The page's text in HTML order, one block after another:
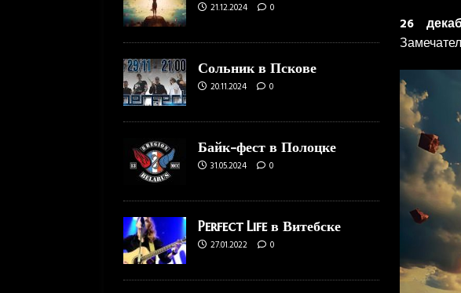
26
21.12.2024 0
Сольник в Пскове
20.11.2024 0
Байк-фест в Полоцке
31.05.2024 0
Perfect Life в Витебске
27.01.2022 0